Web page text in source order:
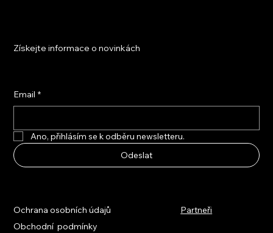
Získejte informace o novinkách
Email *
Ano, přihlásím se k odběru newsletteru.
Odeslat
Ochrana osobních údajů
Obchodní podmínky
Partneři